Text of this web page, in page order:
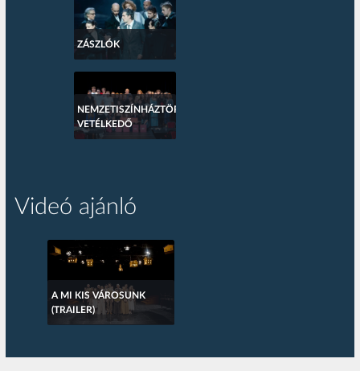
ZÁSZLÓK
NEMZETISZÍNHÁZTÖRTÉNETI
VETÉLKEDŐ
Videó ajánló
A MI KIS VÁROSUNK
(TRAILER)